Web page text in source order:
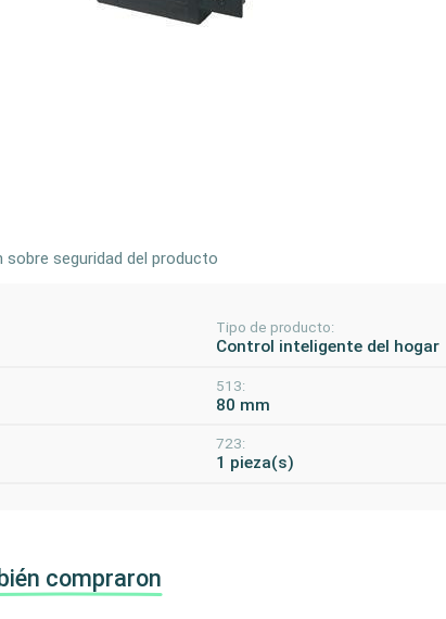
sobre seguridad del producto
Tipo de producto:
Control inteligente del hogar
513:
80 mm
723:
1 pieza(s)
compraron